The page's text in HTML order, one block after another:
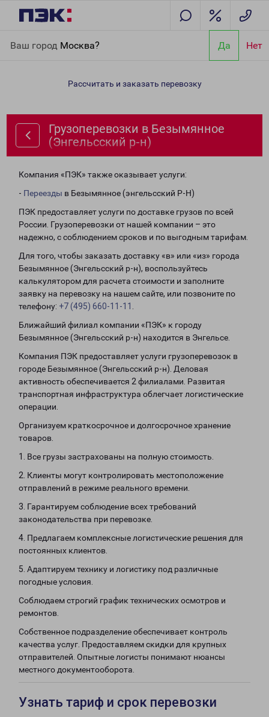
Ваш город Москва? Да Нет
(Энгельсский р-н)
Рассчитать и заказать перевозку
Грузоперевозки в Безымянное
(Энгельсский р-н)
Компания «ПЭК» также оказывает услуги:
- Переезды в Безымянное (энгельсский Р-Н)
ПЭК предоставляет услуги по доставке грузов по всей
России. Грузоперевозки от нашей компании – это
надежно, с соблюдением сроков и по выгодным тарифам.
Для того, чтобы заказать доставку «в» или «из» города
Безымянное (Энгельсский р-н), воспользуйтесь
калькулятором для расчета стоимости и заполните
заявку на перевозку на нашем сайте, или позвоните по
телефону: +7 (495) 660-11-11
Ближайший филиал компании «ПЭК» к городу
Безымянное (Энгельсский р-н) находится в Энгельсе.
Компания ПЭК предоставляет услуги грузоперевозок в
городе Безымянное (Энгельсский р-н). Деловая
активность обеспечивается 2 филиалами. Развитая
транспортная инфраструктура облегчает логистические
операции.
Организуем краткосрочное и долгосрочное хранение
товаров.
1. Все грузы застрахованы на полную стоимость.
2. Клиенты могут контролировать местоположение
отправлений в режиме реального времени.
3. Гарантируем соблюдение всех требований
законодательства при перевозке.
4. Предлагаем комплексные логистические решения для
постоянных клиентов.
5. Адаптируем технику и логистику под различные
погодные условия.
Соблюдаем строгий график технических осмотров и
ремонтов.
Собственное подразделение обеспечивает контроль
качества услуг. Предоставляем скидки для крупных
отправителей. Опытные логисты понимают нюансы
местного документооборота.
Узнать тариф и срок перевозки